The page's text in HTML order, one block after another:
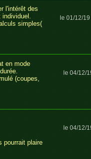
l'intérêt des
individuel.
simples(
le 01/12/
en mode
(coupes,
le 04/12/
pourrait plaire
le 04/12/